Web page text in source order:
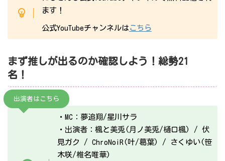
ます！
公式YouTubeチャンネルはこちら
まず推しが出るのか確認しよう！総勢21
名！
出演者はこちら
・MC：夢追翔/星川サラ
・出演者：楓と美兎(月ノ美兎/樋口楓) / 伏
見ガク / ChroNoiR(叶/葛葉) / さくゆい(笹
木咲/椎名唯華)